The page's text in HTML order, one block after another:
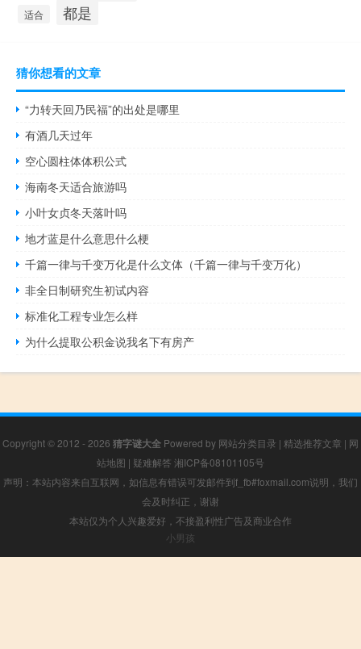
适合 都是
猜你想看的文章
“力转天回乃民福”的出处是哪里
有酒几天过年
空心圆柱体体积公式
海南冬天适合旅游吗
小叶女贞冬天落叶吗
地才蓝是什么意思什么梗
千篇一律与千变万化是什么文体（千篇一律与千变万化）
非全日制研究生初试内容
标准化工程专业怎么样
为什么提取公积金说我名下有房产
Copyright © 2012 - 2026 猜字谜大全 Powered by 网站分类目录 | 精选推荐文章 | 网
站地图 | 疑难解答 湘ICP备08101105号
声明：本站内容来自互联网，如信息有错误可发邮件到f_fb#foxmail.com说明，我们
会及时纠正，谢谢
本站仅为个人兴趣爱好，不接盈利性广告及商业合作
小男孩